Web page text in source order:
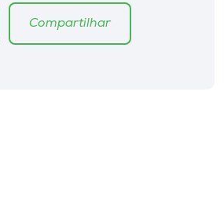
Compartilhar